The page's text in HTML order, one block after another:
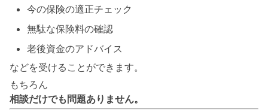
今の保険の適正チェック
無駄な保険料の確認
老後資金のアドバイス
などを受けることができます。
もちろん
相談だけでも問題ありません。